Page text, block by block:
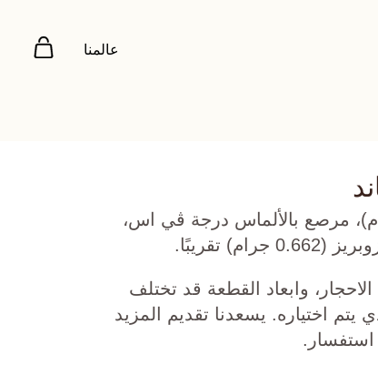
عالمنا
عيار 18 (6.334 جرام)، مرصع بالألماس درجة ڤي اس،
وابعاد القطعة قد تختلف
اختياره. يسعدنا تقديم المزيد
استفسار.